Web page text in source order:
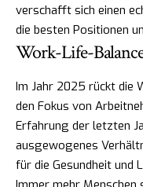
verschafft sich einen
die besten Positionen
Work-Life-
Im Jahr 2025 rückt die
den Fokus von
Erfahrung der letzten
ausgewogenes
für die Gesundheit und